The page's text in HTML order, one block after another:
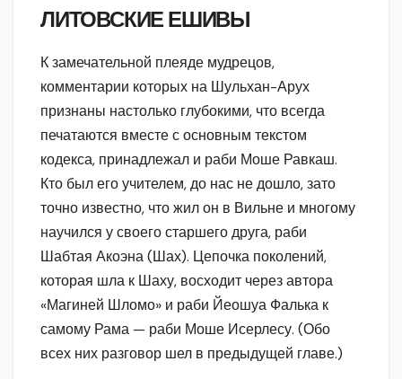
ЛИТОВСКИЕ ЕШИВЫ
К замечательной плеяде мудрецов,
комментарии которых на Шульхан-Арух
признаны настолько глубокими, что всегда
печатаются вместе с основным текстом
кодекса, принадлежал и раби Моше Равкаш.
Кто был его учителем, до нас не дошло, зато
точно известно, что жил он в Вильне и многому
научился у своего старшего друга, раби
Шабтая Акоэна (Шах). Цепочка поколений,
которая шла к Шаху, восходит через автора
«Магиней Шломо» и раби Йеошуа Фалька к
самому Рама — раби Моше Исерлесу. (Обо
всех них разговор шел в предыдущей главе.)